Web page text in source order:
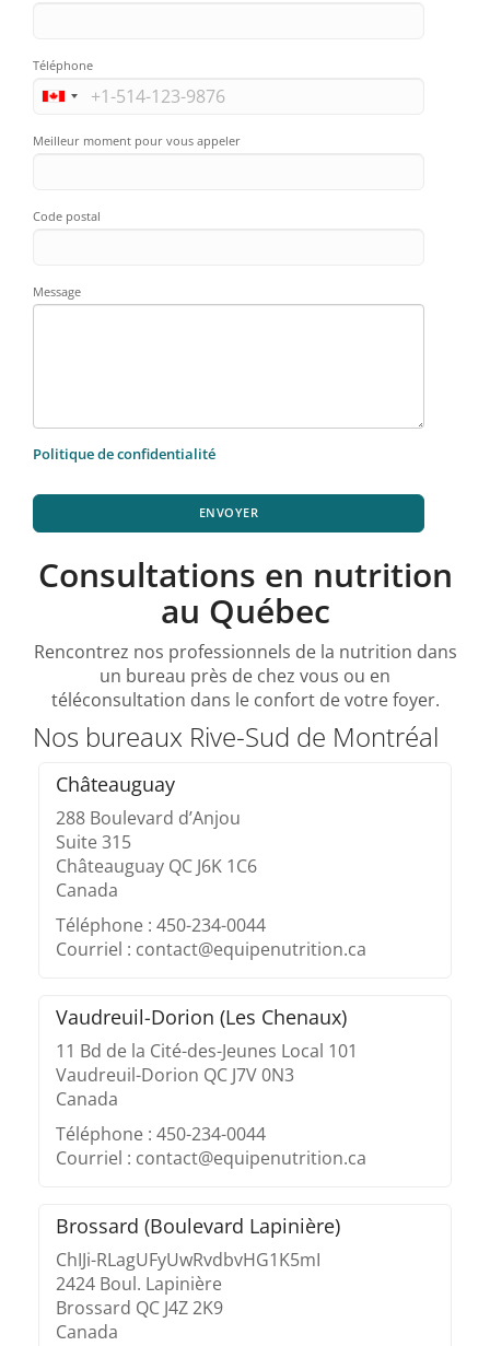
Téléphone
Meilleur moment pour vous appeler
Code postal
Message
Politique de confidentialité
ENVOYER
Consultations en nutrition
au Québec
Rencontrez nos professionnels de la nutrition dans
un bureau près de chez vous ou en
téléconsultation dans le confort de votre foyer.
Nos bureaux Rive-Sud de Montréal
Châteauguay
288 Boulevard d’Anjou
Suite 315
Châteauguay QC J6K 1C6
Canada
Téléphone : 450-234-0044
Courriel : contact@equipenutrition.ca
Vaudreuil-Dorion (Les Chenaux)
11 Bd de la Cité-des-Jeunes Local 101
Vaudreuil-Dorion QC J7V 0N3
Canada
Téléphone : 450-234-0044
Courriel : contact@equipenutrition.ca
Brossard (Boulevard Lapinière)
ChIJi-RLagUFyUwRvdbvHG1K5mI
2424 Boul. Lapinière
Brossard QC J4Z 2K9
Canada